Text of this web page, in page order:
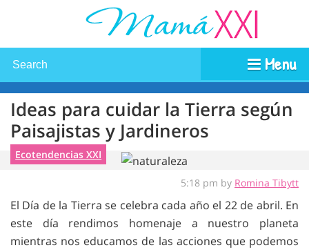
Menu
Ideas para cuidar la Tierra según
Paisajistas y Jardineros
Ecotendencias XXI
5:18 pm by Romina Tibytt
El Día de la Tierra se celebra cada año el 22 de abril. En
este día rendimos homenaje a nuestro planeta
mientras nos educamos de las acciones que podemos